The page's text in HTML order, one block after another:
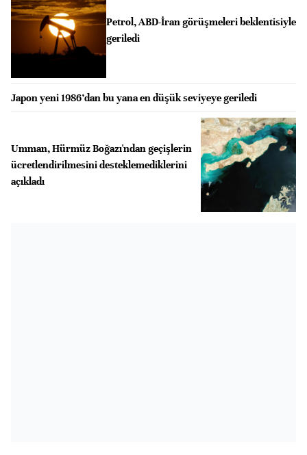
Petrol, ABD-İran görüşmeleri beklentisiyle
geriledi
Japon yeni 1986’dan bu yana en düşük seviyeye geriledi
Umman, Hürmüz Boğazı'ndan geçişlerin
ücretlendirilmesini desteklemediklerini
açıkladı